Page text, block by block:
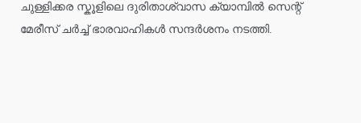
ചുള്ളിക്കര സ്കൂളിലെ ദുരിതാശ്വാസ ക്യാമ്പിൽ സെന്റ്
മേരീസ് ചർച്ച് ഭാരവാഹികൾ സന്ദർശനം നടത്തി.